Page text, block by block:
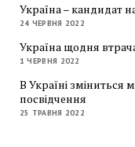
Україна – кандидат
24 ЧЕРВНЯ 2022
Україна щодня
1 ЧЕРВНЯ 2022
В Україні зміниться
посвідчення
25 ТРАВНЯ 2022